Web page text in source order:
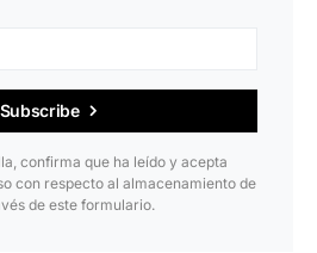
Subscribe
confirma que ha leído y acepta
con respecto al almacenamiento de
de este formulario.